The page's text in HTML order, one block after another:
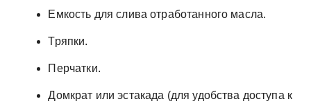
Емкость для слива отработанного масла.
Тряпки.
Перчатки.
Домкрат или эстакада (для удобства доступа к